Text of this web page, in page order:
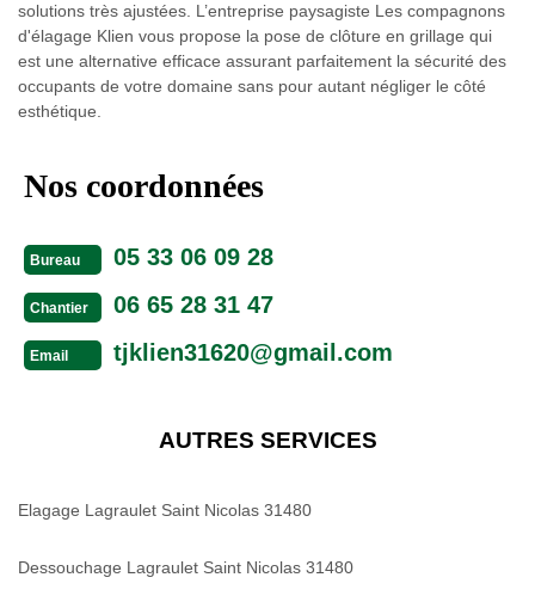
solutions très ajustées. L’entreprise paysagiste Les compagnons
d'élagage Klien vous propose la pose de clôture en grillage qui
est une alternative efficace assurant parfaitement la sécurité des
occupants de votre domaine sans pour autant négliger le côté
esthétique.
Nos coordonnées
Bureau 05 33 06 09 28
Chantier 06 65 28 31 47
Email tjklien31620@gmail.com
AUTRES SERVICES
Elagage Lagraulet Saint Nicolas 31480
Dessouchage Lagraulet Saint Nicolas 31480